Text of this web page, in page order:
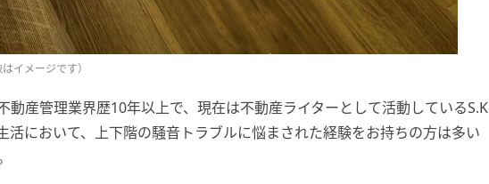
イメージです）
動産管理業界歴10年以上で、現在は不動産ライターとして活動しているS.K
活において、上下階の騒音トラブルに悩まされた経験をお持ちの方は多い